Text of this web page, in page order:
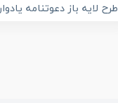
طرح لایه باز دعوتنامه